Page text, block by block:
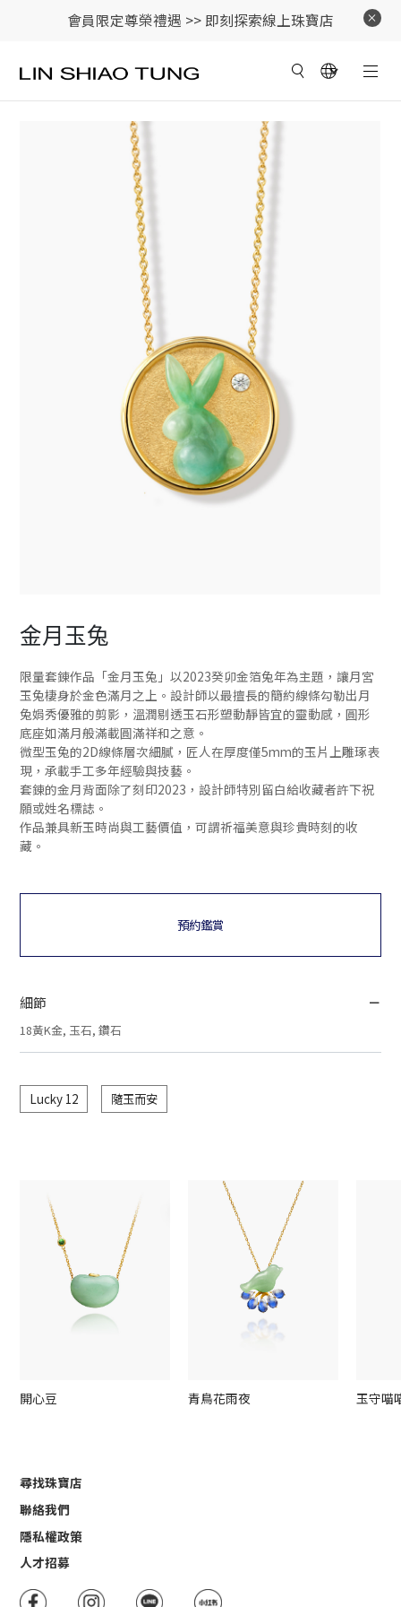
會員限定尊榮禮遇 >> 即刻探索線上珠寶店
金月玉兔
限量套錬作品「金月玉兔」以2023癸卯金箔兔年為主題，讓月宮
玉兔棲身於金色滿月之上。設計師以最擅長的簡約線條勾勒出月
兔娟秀優雅的剪影，溫潤剔透玉石形塑動靜皆宜的靈動感，圓形
底座如滿月般滿載圓滿祥和之意。
微型玉兔的2D線條層次細膩，匠人在厚度僅5mm的玉片上雕琢表
現，承載手工多年經驗與技藝。
套錬的金月背面除了刻印2023，設計師特別留白給收藏者許下祝
願或姓名標誌。
作品兼具新玉時尚與工藝價值，可謂祈福美意與珍貴時刻的收
藏。
預約鑑賞
細節
18黃K金, 玉石, 鑽石
Lucky 12 隨玉而安
開心豆 青鳥花雨夜 玉守喵
尋找珠寶店
聯絡我們
隱私權政策
人才招募